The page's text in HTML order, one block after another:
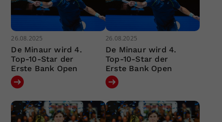
26.08.2025
De Minaur wird 4.
Top-10-Star der
Erste Bank Open
26.08.2025
De Minaur wird 4.
Top-10-Star der
Erste Bank Open